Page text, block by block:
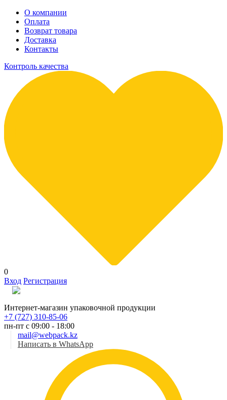
О компании
Оплата
Возврат товара
Доставка
Контакты
Контроль качества
0
Вход Регистрация
Интернет-магазин упаковочной продукции
+7 (727) 310-85-06
пн-пт с 09:00 - 18:00
mail@webpack.kz
Написать в WhatsApp